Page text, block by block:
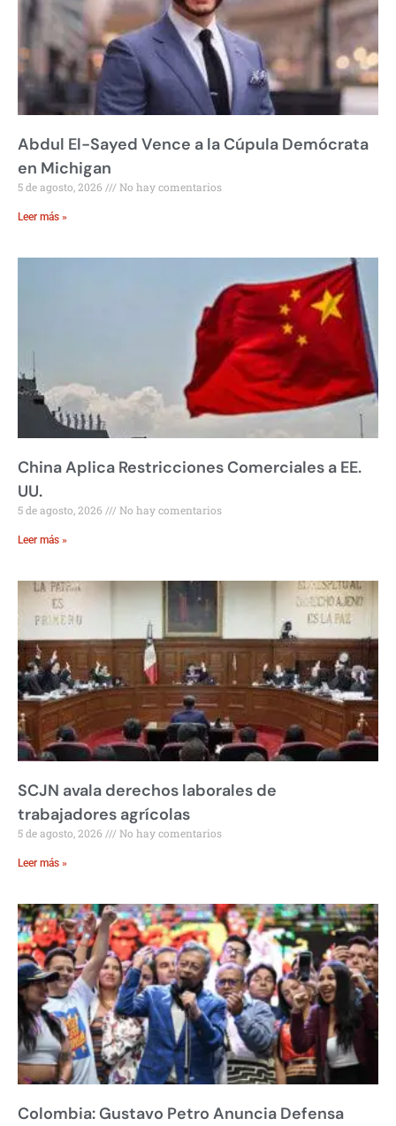
Abdul El-Sayed Vence a la Cúpula Demócrata
en Michigan
5 de agosto, 2026 No hay comentarios
Leer más »
China Aplica Restricciones Comerciales a EE.
UU.
5 de agosto, 2026 No hay comentarios
Leer más »
SCJN avala derechos laborales de
trabajadores agrícolas
5 de agosto, 2026 No hay comentarios
Leer más »
Colombia: Gustavo Petro Anuncia Defensa